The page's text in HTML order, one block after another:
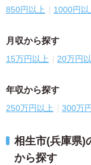
850円以上 1000円以
月収から探す
15万円以上 20万円
年収から探す
250万円以上 300万
相生市(兵庫県)
から探す